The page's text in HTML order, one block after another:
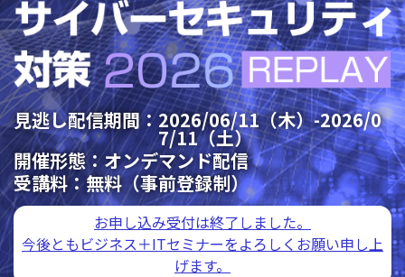
見逃し配信期間：2026/06/11（木）-2026/0
7/11（土）
開催形態：オンデマンド配信
受講料：無料（事前登録制）
お申し込み受付は終了しました。
今後ともビジネス＋ITセミナーをよろしくお願い申し上
げます。